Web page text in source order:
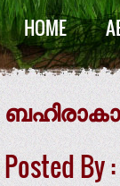
HOME
Posted By